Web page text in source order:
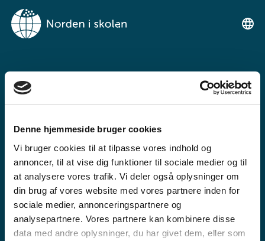
Denne hjemmeside bruger cookies
Vi bruger cookies til at tilpasse vores indhold og
annoncer, til at vise dig funktioner til sociale medier og til
at analysere vores trafik. Vi deler også oplysninger om
din brug af vores website med vores partnere inden for
sociale medier, annonceringspartnere og
analysepartnere. Vores partnere kan kombinere disse
data med andre oplysninger, du har givet dem, eller som
VELKOMIN Á
NORDEN I SKOLEN
Ókeypis kennsluvefur fyrir grunn- og
framhaldsskóla